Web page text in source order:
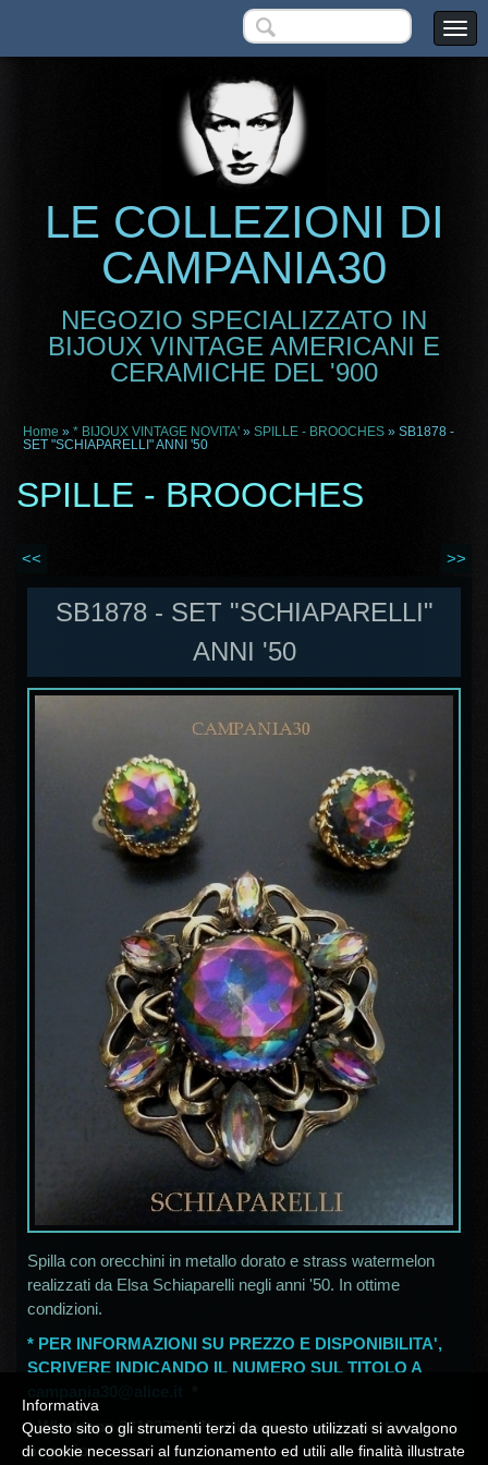
LE COLLEZIONI DI
CAMPANIA30
NEGOZIO SPECIALIZZATO IN
BIJOUX VINTAGE AMERICANI E
CERAMICHE DEL '900
Home » * BIJOUX VINTAGE NOVITA' » SPILLE - BROOCHES » SB1878 -
SET "SCHIAPARELLI" ANNI '50
SPILLE - BROOCHES
<< >>
SB1878 - SET "SCHIAPARELLI"
ANNI '50
Spilla con orecchini in metallo dorato e strass watermelon
realizzati da Elsa Schiaparelli negli anni '50. In ottime
condizioni.
* PER INFORMAZIONI SU PREZZO E DISPONIBILITA',
SCRIVERE INDICANDO IL NUMERO SUL TITOLO A
*Whatsapp 3313372047* attivo in orario di apertura
negozio
Informativa
Questo sito o gli strumenti terzi da questo utilizzati si avvalgono
di cookie necessari al funzionamento ed utili alle finalità illustrate